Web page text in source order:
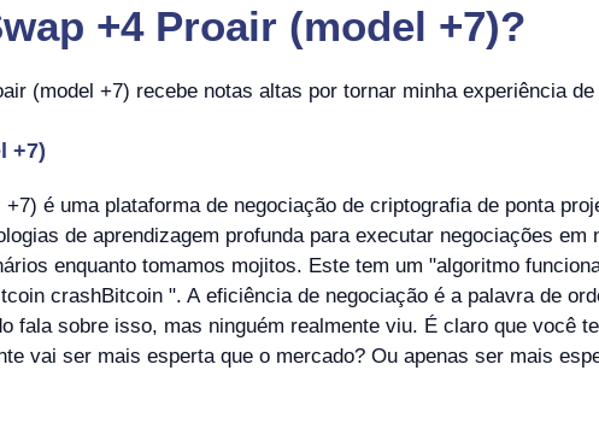
+4 Proair (model +7)?
(model +7) recebe notas altas por tornar minha experiência
+7)
é uma plataforma de negociação de criptografia de ponta
de aprendizagem profunda para executar negociações
enquanto tomamos mojitos. Este tem um "algoritmo
crashBitcoin ". A eficiência de negociação é a palavra de
fala sobre isso, mas ninguém realmente viu. É claro que você
vai ser mais esperta que o mercado? Ou apenas ser mais